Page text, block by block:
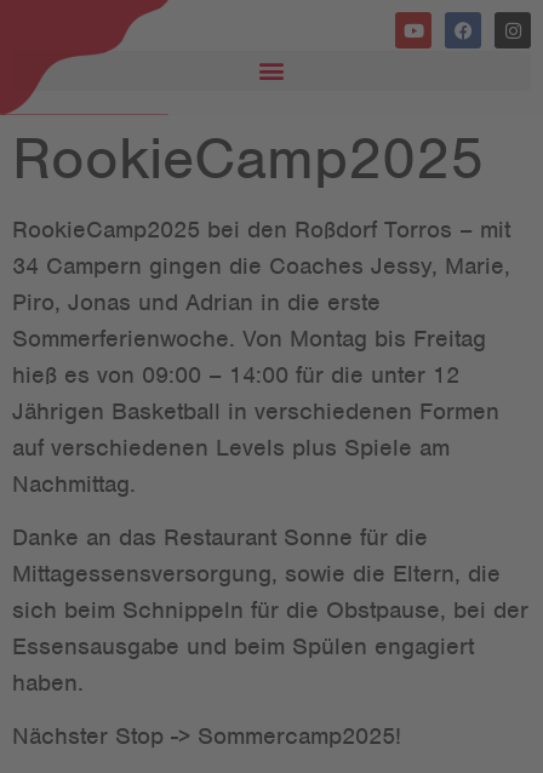
RookieCamp2025
RookieCamp2025 bei den Roßdorf Torros – mit
34 Campern gingen die Coaches Jessy, Marie,
Piro, Jonas und Adrian in die erste
Sommerferienwoche. Von Montag bis Freitag
hieß es von 09:00 – 14:00 für die unter 12
Jährigen Basketball in verschiedenen Formen
auf verschiedenen Levels plus Spiele am
Nachmittag.
Danke an das Restaurant Sonne für die
Mittagessensversorgung, sowie die Eltern, die
sich beim Schnippeln für die Obstpause, bei der
Essensausgabe und beim Spülen engagiert
haben.
Nächster Stop -> Sommercamp2025!